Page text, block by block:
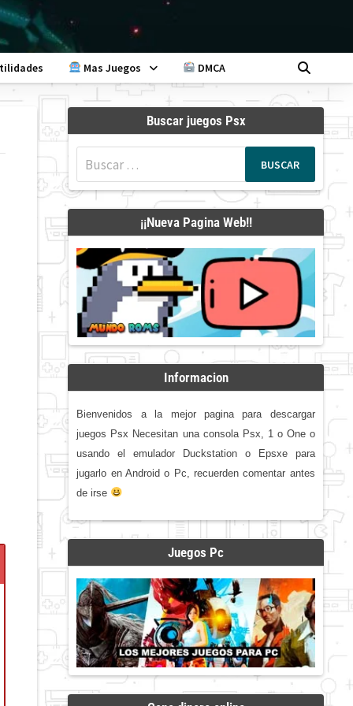
Mas Juegos DMCA
Buscar juegos Psx
¡¡Nueva Pagina Web!!
Informacion
Bienvenidos a la mejor pagina para descargar
juegos Psx Necesitan una consola Psx, 1 o One o
usando el emulador Duckstation o Epsxe para
jugarlo en Android o Pc, recuerden comentar antes
de irse
Juegos Pc